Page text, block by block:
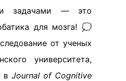
задачами — это
для мозга! 💭
от ученых
университета,
в Journal of Cognitive